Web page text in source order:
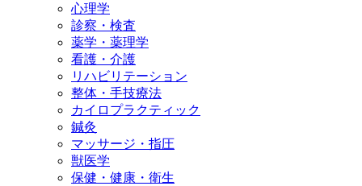
心理学
診察・検査
薬学・薬理学
看護・介護
リハビリテーション
整体・手技療法
カイロプラクティック
鍼灸
マッサージ・指圧
獣医学
保健・健康・衛生